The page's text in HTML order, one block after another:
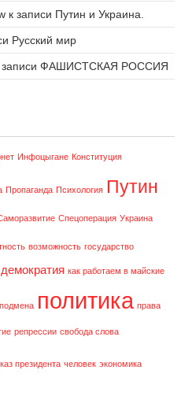
к записи Путин и Украина.
Русский мир
записиФАШИСТСКАЯ РОССИЯ
Инфоцыгане Конституция
Пропаганда Психология Путин
Спецоперация Украина
возможность государство
демократия как работаем в майские
подмена политика права
репрессии свобода слова
президента человек экономика